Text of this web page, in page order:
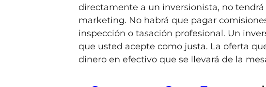
directamente a un inversionista, no
marketing. No habrá que pagar
inspección o tasación profesional. Un
que usted acepte como justa. La oferta
dinero en efectivo que se llevará de la